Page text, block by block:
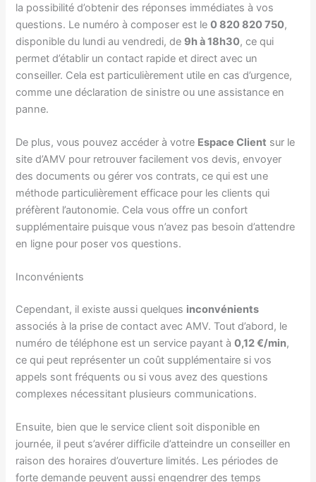
la possibilité d’obtenir des réponses immédiates à vos
questions. Le numéro à composer est le0 820 820 750,
disponible du lundi au vendredi, de 9h à 18h30, ce qui
permet d’établir un contact rapide et direct avec un
conseiller. Cela est particulièrement utile en cas d’urgence,
comme une déclaration de sinistre ou une assistance en
panne.
De plus, vous pouvez accéder à votre Espace Client sur le
site d’AMV pour retrouver facilement vos devis, envoyer
des documents ou gérer vos contrats, ce qui est une
méthode particulièrement efficace pour les clients qui
préfèrent l’autonomie. Cela vous offre un confort
supplémentaire puisque vous n’avez pas besoin d’attendre
en ligne pour poser vos questions.
Inconvénients
Cependant, il existe aussi quelques inconvénients
associés à la prise de contact avec AMV. Tout d’abord, le
numéro de téléphone est un service payant à0,12 €/min,
ce qui peut représenter un coût supplémentaire si vos
appels sont fréquents ou si vous avez des questions
complexes nécessitant plusieurs communications.
Ensuite, bien que le service client soit disponible en
journée, il peut s’avérer difficile d’atteindre un conseiller en
raison des horaires d’ouverture limités. Les périodes de
forte demande peuvent aussi engendrer des temps